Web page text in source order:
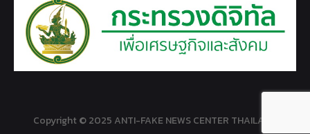
Copyright © 2025 ANTI-FAKE NEWS CENTER THAILAND